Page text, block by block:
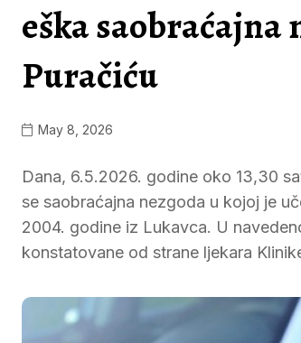
eška
Puračiću
May 8, 2026
Dana, 6.5.2026. godine oko 13,30
se saobraćajna nezgoda u kojoj je
2004. godine iz Lukavca. U
konstatovane od strane ljekara